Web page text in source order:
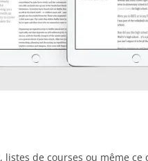
de courses ou même ce